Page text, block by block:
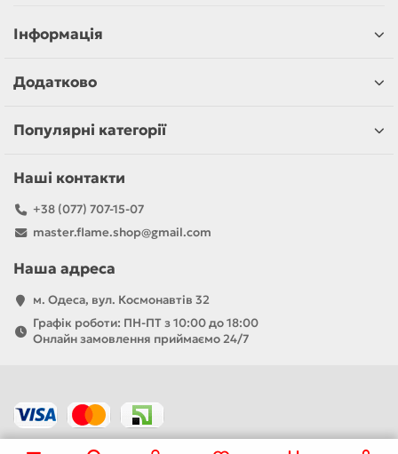
Інформація
Додатково
Популярні категорії
Наші контакти
+38 (077) 707-15-07
master.flame.shop@gmail.com
Наша адреса
м. Одеса, вул. Космонавтів 32
Графік роботи: ПН-ПТ з 10:00 до 18:00
Онлайн замовлення приймаємо 24/7